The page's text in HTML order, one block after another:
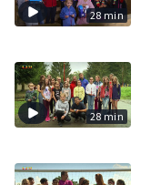
28 min
28 min